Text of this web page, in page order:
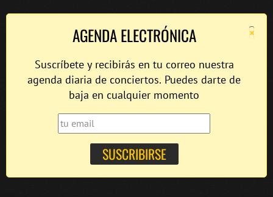
×
AGENDA ELECTRÓNICA
Suscríbete y recibirás en tu correo nuestra
agenda diaria de conciertos. Puedes darte de
baja en cualquier momento